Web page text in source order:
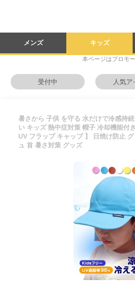
メンズ キッズ
本ページはプロモ
受付中 人気ア
暑さから 子供 を守る 水だけで冷感持
い キッズ 熱中症対策 帽子 冷却機能
UV フラップ キャップ 】 日焼け防止
ュ 首 暑さ対策 グッズ